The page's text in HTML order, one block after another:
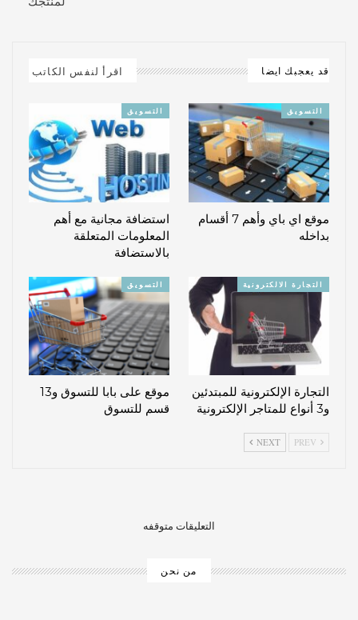
قد يعجبك ايضا اقرأ لنفس الكاتب
التسويق
موقع اي باي وأهم 7 أقسام
بداخله
التسويق
استضافة مجانية مع أهم
المعلومات المتعلقة
بالاستضافة
التجارة الالكترونية
التجارة الإلكترونية للمبتدئين
و3 أنواع للمتاجر الإلكترونية
التسويق
موقع على بابا للتسوق و13
قسم للتسوق
NEXT
التعليقات متوقفه
من نحن